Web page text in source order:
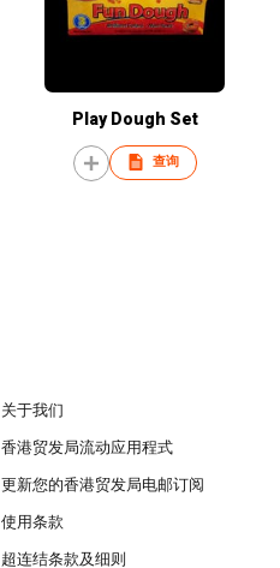
Play Dough Set
查询
关于我们
香港贸发局流动应用程式
更新您的香港贸发局电邮订阅
使用条款
超连结条款及细则